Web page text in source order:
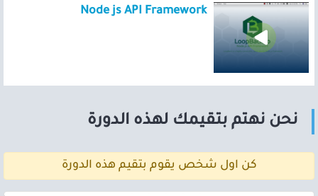
Node js API Framework
نحن نهتم بتقيمك لهذه الدورة
كن اول شخص يقوم بتقيم هذه الدورة